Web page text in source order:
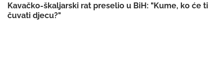
Kavačko-škaljarski rat preselio u BiH: "Kume, ko će ti
čuvati djecu?"